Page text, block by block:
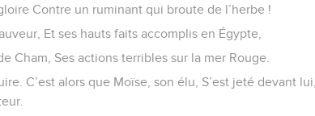
Contre un ruminant qui broute de l’herbe !
Et ses hauts faits accomplis en Égypte,
Cham, Ses actions terribles sur la mer Rouge.
C’est alors que Moïse, son élu, S’est jeté devant